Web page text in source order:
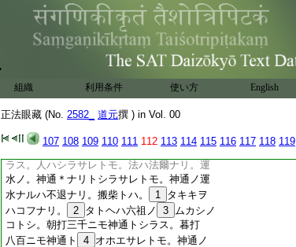
組織 利用条件 使い方 English
正法眼藏 (No. 2582_ 道元撰 ) in Vol. 00
107 108 109 110 111 112 113 114 115 116 117 118 119
ユル運水トハ。水ヲ運載シ＊キタルナリ。自
作自爲アリ。他作教他アリ
テ。水ヲ運載セ
シム。＊コレ＊スナハナ神通佛＊ナリ。シル
42 イヘトモ。神通ハ＊コ
シラサルニハ。ソノ法
ノ廢スルニアラス。 44 ソノ法ノ滅スルニア
ラス。人ハシラサレトモ。法ハ法爾ナリ。運
水ノ。神通＊ナリトシラサレトモ。神通ノ運
水ナルハ不退ナリ。搬柴トハ。
1 タキキヲ
ハコフナリ。
2 タトヘハ六祖ノ 3 ムカシノ
コトシ。朝打三千ニモ神通トシラス。暮打
八百ニモ神通ト
4 オホエサレトモ。神通ノ